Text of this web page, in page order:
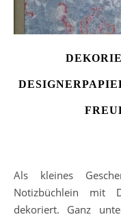
Als kleines Geschenk oder Mitbringsel habe ich
Notizbüchlein mit
dekoriert. Ganz